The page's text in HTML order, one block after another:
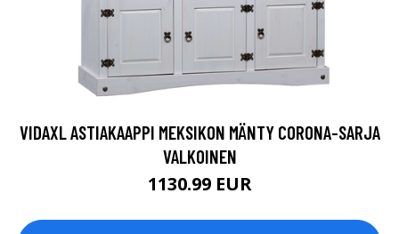
VIDAXL ASTIAKAAPPI MEKSIKON MÄNTY CORONA-SARJA
VALKOINEN
1130.99 EUR